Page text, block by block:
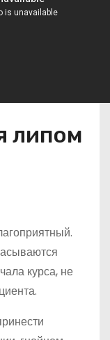
липом
курса, не